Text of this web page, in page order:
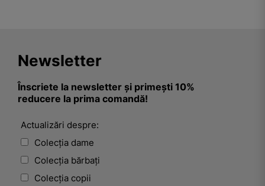
Newsletter
Înscriete la newsletter și primești 10%
reducere la prima comandă!
Actualizări despre:
Colecția dame
Colecția bărbați
Colecția copii